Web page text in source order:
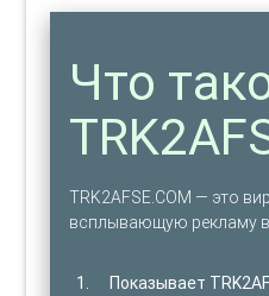
Что
TRK2AFSE.COM — это
всплывающую рекламу в
Показывает